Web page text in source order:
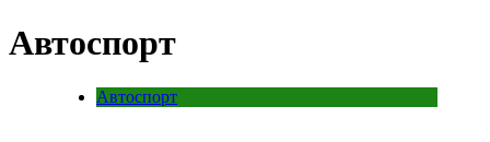
Автоспорт
Автоспорт